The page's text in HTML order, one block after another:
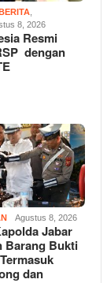
BERITA
8, 2026
Resmi
dengan
Agustus 8, 2026
Jabar
Barang Bukti
dan